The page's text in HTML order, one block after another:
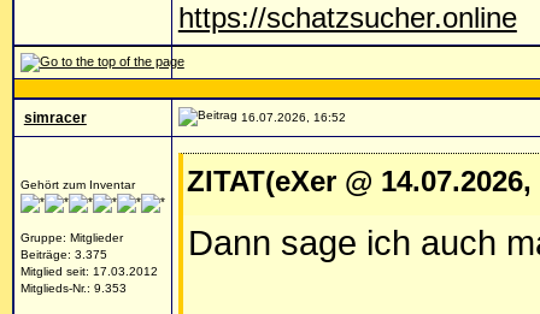
https://schatzsucher.online
simracer 16.07.2026, 16:52
Gehört zum Inventar
Gruppe: Mitglieder
Beiträge: 3.375
Mitglied seit: 17.03.2012
Mitglieds-Nr.: 9.353
ZITAT(eXer @
Dann sage ich auch